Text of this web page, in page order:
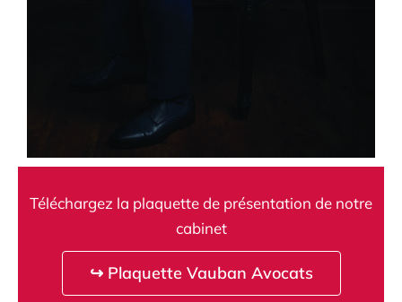
Téléchargez la plaquette de présentation de notre
cabinet
↪ Plaquette Vauban Avocats